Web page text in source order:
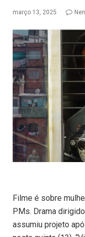
março 13, 2025
Filme é sobre
PMs. Drama
assumiu projeto